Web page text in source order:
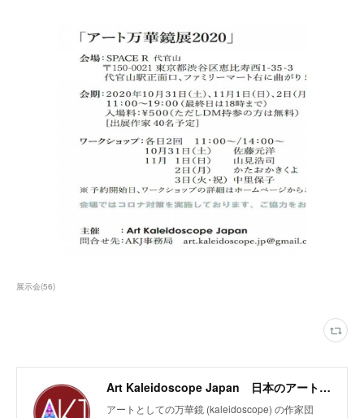
展示会(56)
Art Kaleidoscope Japan 日本のアート万華鏡の作家団体
アートとしての万華鏡 (kaleidoscope) の作家団